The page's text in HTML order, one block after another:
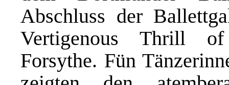
Abschluss der
Vertigenous Thrill
Forsythe. Fün